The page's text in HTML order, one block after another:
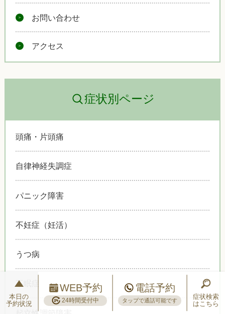
お問い合わせ
アクセス
症状別ページ
頭痛・片頭痛
自律神経失調症
パニック障害
不妊症（妊活）
うつ病
不眠症
本日の
予約状況
WEB予約
24時間受付中
電話予約
タップで通話可能です
症状検索
はこちら